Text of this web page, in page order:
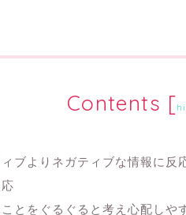
Contents [
ブよりネガティブな情報に反
とをぐるぐると考え心配しや